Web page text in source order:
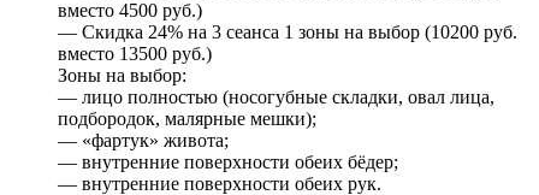
вместо 4500 руб.)
— Скидка 24% на 3 сеанса 1 зоны на выбор (10200 руб.
вместо 13500 руб.)
Зоны на выбор:
— лицо полностью (носогубные складки, овал лица,
подбородок, малярные мешки);
— «фартук» живота;
— внутренние поверхности обеих бёдер;
— внутренние поверхности обеих рук.